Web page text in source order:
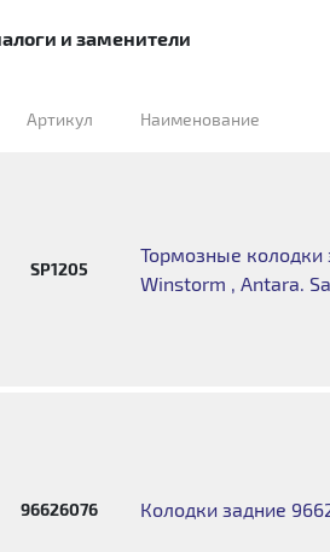
и заменители
Артикул Наименование
SP1205
Тормозные колодки
Winstorm , Antara.
96626076 Колодки задние